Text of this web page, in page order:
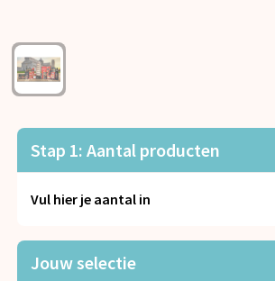
Persoonlijke verzorging
Reisbenodigdheden
Schrijfwaren
Sleutelhangers en Lanyards
Spellen voor binnen en buiten
Stap 1: Aantal producten
Vul hier je aantal in
Jouw selectie